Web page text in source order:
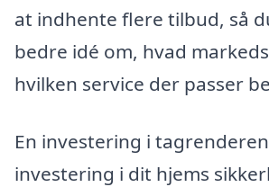
at indhente flere tilbud, så
bedre idé om, hvad
hvilken service der passer
En investering i
investering i dit hjems